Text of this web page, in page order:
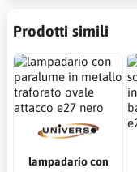
Prodotti simili
lampadario con